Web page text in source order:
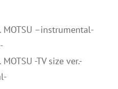
MOTSU –instrumental-
-TV size ver.-